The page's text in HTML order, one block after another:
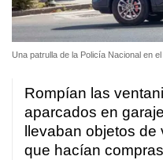
Una patrulla de la Policía Nacional en
Rompían las
aparcados en
llevaban objetos
que hacían compras